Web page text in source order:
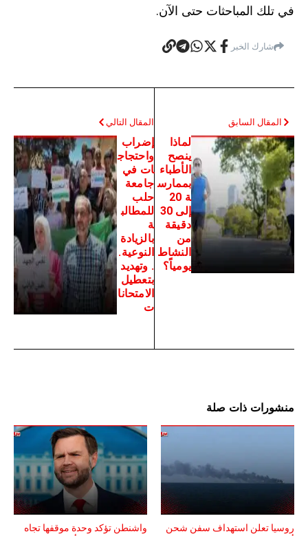
في تلك المباحثات حتى الآن.
شارك الخبر
المقال السابق
لماذا
ينصح
الأطباء
بممارس
ة 20
إلى 30
دقيقة
من
النشاط
يومياً؟
المقال التالي
إضراب
واحتجاج
ات في
جامعة
حلب
للمطالب
ة
بالزيادة
النوعية.
. وتهديد
بتعطيل
الامتحانا
ت
منشورات ذات صلة
روسيا تعلن استهداف سفن شحن
واشنطن تؤكد وحدة موقفها تجاه